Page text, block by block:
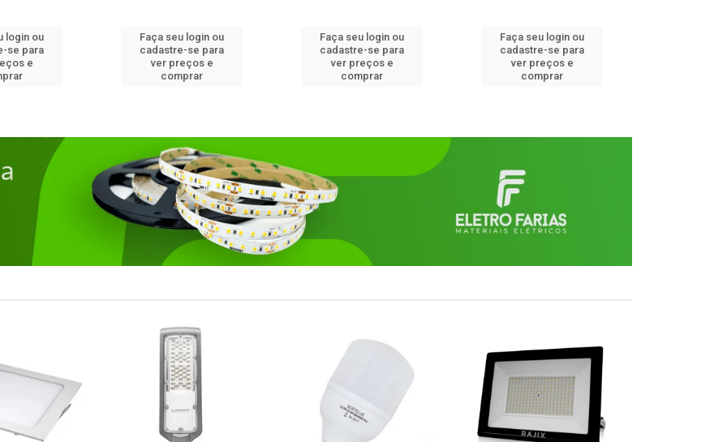
login ou
se para
e
Faça seu login ou
cadastre-se para
ver preços e
comprar
Faça seu login ou
cadastre-se para
ver preços e
comprar
Faça seu login ou
cadastre-se para
ver preços e
comprar